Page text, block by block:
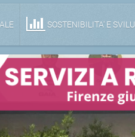
SOSTENIBILITA' E